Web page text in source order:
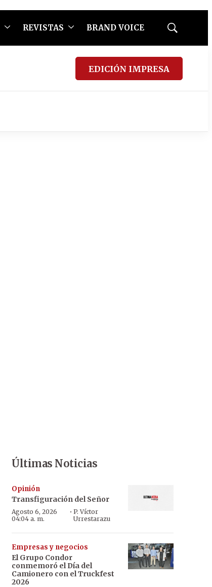
REVISTAS BRAND VOICE
Mostrar
EDICIÓN IMPRESA
Últimas Noticias
Opinión
Transfiguración del Señor
Agosto 6, 2026
04:04 a. m.
· P. Víctor
Urrestarazu
Empresas y negocios
El Grupo Condor
conmemoró el Día del
Camionero con el Truckfest
2026